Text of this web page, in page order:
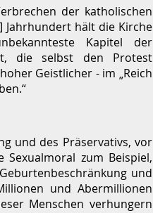
der katholischen
Jahrhundert hält die Kirche
Kapitel der
die selbst den Protest
Geistlicher - im „Reich
und des Präservativs, vor
zum Beispiel,
und
und Abermillionen
Menschen verhungern